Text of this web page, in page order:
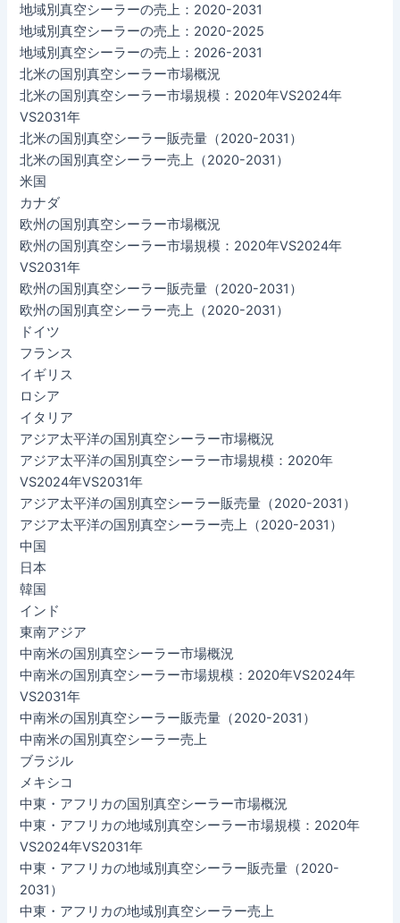
地域別真空シーラーの売上：2020-2031
地域別真空シーラーの売上：2020-2025
地域別真空シーラーの売上：2026-2031
北米の国別真空シーラー市場概況
北米の国別真空シーラー市場規模：2020年VS2024年
VS2031年
北米の国別真空シーラー販売量（2020-2031）
北米の国別真空シーラー売上（2020-2031）
米国
カナダ
欧州の国別真空シーラー市場概況
欧州の国別真空シーラー市場規模：2020年VS2024年
VS2031年
欧州の国別真空シーラー販売量（2020-2031）
欧州の国別真空シーラー売上（2020-2031）
ドイツ
フランス
イギリス
ロシア
イタリア
アジア太平洋の国別真空シーラー市場概況
アジア太平洋の国別真空シーラー市場規模：2020年
VS2024年VS2031年
アジア太平洋の国別真空シーラー販売量（2020-2031）
アジア太平洋の国別真空シーラー売上（2020-2031）
中国
日本
韓国
インド
東南アジア
中南米の国別真空シーラー市場概況
中南米の国別真空シーラー市場規模：2020年VS2024年
VS2031年
中南米の国別真空シーラー販売量（2020-2031）
中南米の国別真空シーラー売上
ブラジル
メキシコ
中東・アフリカの国別真空シーラー市場概況
中東・アフリカの地域別真空シーラー市場規模：2020年
VS2024年VS2031年
中東・アフリカの地域別真空シーラー販売量（2020-
2031）
中東・アフリカの地域別真空シーラー売上